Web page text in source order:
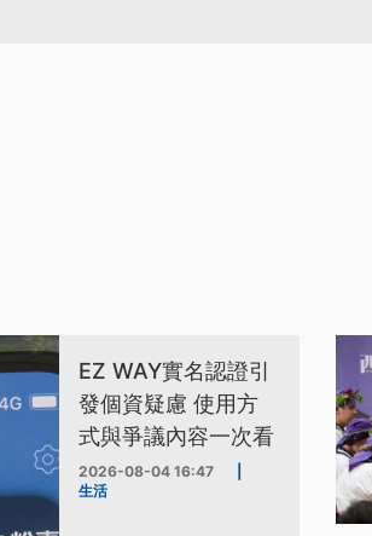
EZ WAY實名認證引
發個資疑慮 使用方
式與爭議內容一次看
2026-08-04 16:47
生活